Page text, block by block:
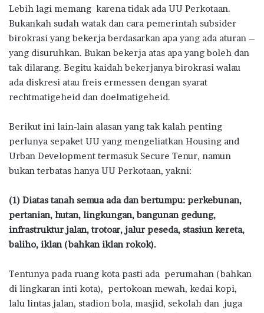
Lebih lagi memang karena tidak ada UU Perkotaan.
Bukankah sudah watak dan cara pemerintah subsider
birokrasi yang bekerja berdasarkan apa yang ada aturan –
yang disuruhkan. Bukan bekerja atas apa yang boleh dan
tak dilarang. Begitu kaidah bekerjanya birokrasi walau
ada diskresi atau freis ermessen dengan syarat
rechtmatigeheid dan doelmatigeheid.
Berikut ini lain-lain alasan yang tak kalah penting
perlunya sepaket UU yang mengeliatkan Housing and
Urban Development termasuk Secure Tenur, namun
bukan terbatas hanya UU Perkotaan, yakni:
(1) Diatas tanah semua ada dan bertumpu: perkebunan,
pertanian, hutan, lingkungan, bangunan gedung,
infrastruktur jalan, trotoar, jalur peseda, stasiun kereta,
baliho, iklan (bahkan iklan rokok).
Tentunya pada ruang kota pasti ada perumahan (bahkan
di lingkaran inti kota), pertokoan mewah, kedai kopi,
lalu lintas jalan, stadion bola, masjid, sekolah dan juga